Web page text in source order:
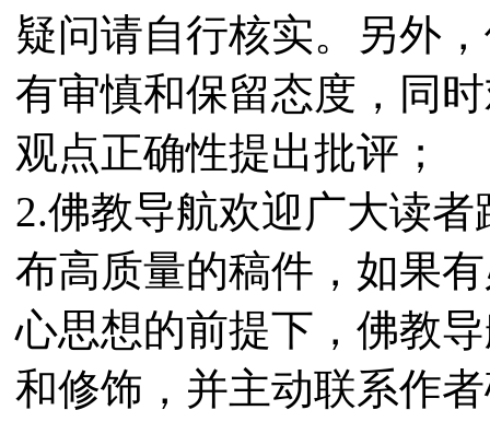
疑问请自行核实。另外
有审慎和保留态度，同
观点正确性提出批评；
2.佛教导航欢迎广大读
布高质量的稿件，如果
心思想的前提下，佛教
和修饰，并主动联系作